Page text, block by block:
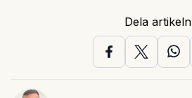
Dela artikeln